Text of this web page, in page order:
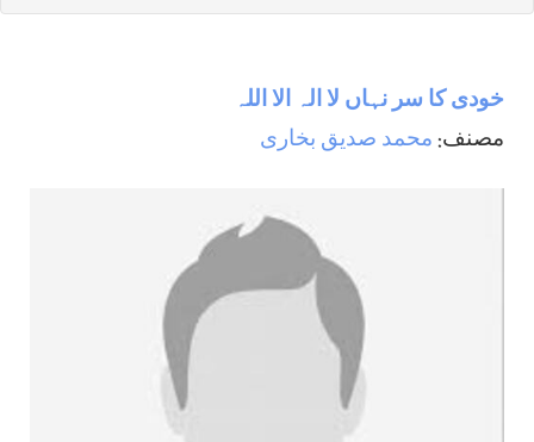
خودی کا سر نہاں لا الہ الا اللہ
مصنف: محمد صدیق بخاری